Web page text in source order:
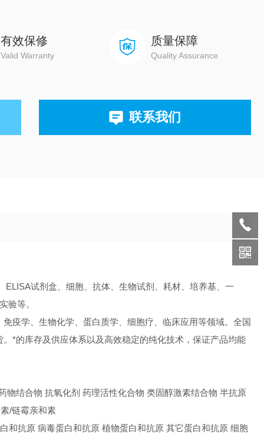
有效保修
Valid Warranty
质量保障
Quality Assurance
联系我们
ELISA试剂盒、细胞、抗体、生物试剂、耗材、培养基、一
验等。
疫学、生物化学、蛋白质学、细胞疗、临床应用等领域。全国
*的库存及供应体系以及高效稳定的纯化技术，保证产品均能
结合物 抗氧化剂 药理活性化合物 类固醇激素结合物 半抗原
/链霉亲和素
和抗原 病毒蛋白和抗原 植物蛋白和抗原 其它蛋白和抗原 细胞